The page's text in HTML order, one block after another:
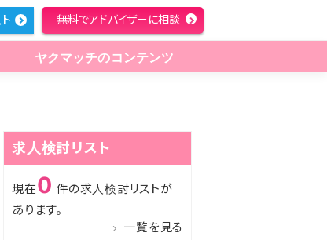
ヤクマッチのコンテンツ
無料でアドバイザーに相談
求人検討リスト
現在0 件の求人検討リストが
あります。
一覧を見る